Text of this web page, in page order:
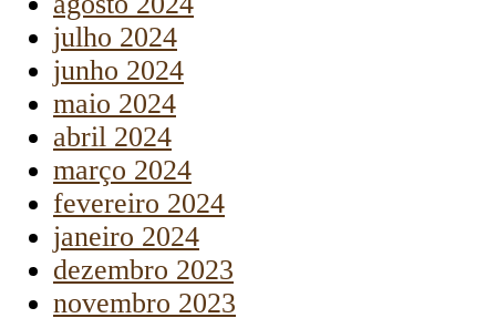
julho 2024
junho 2024
maio 2024
abril 2024
março 2024
fevereiro 2024
janeiro 2024
dezembro 2023
novembro 2023